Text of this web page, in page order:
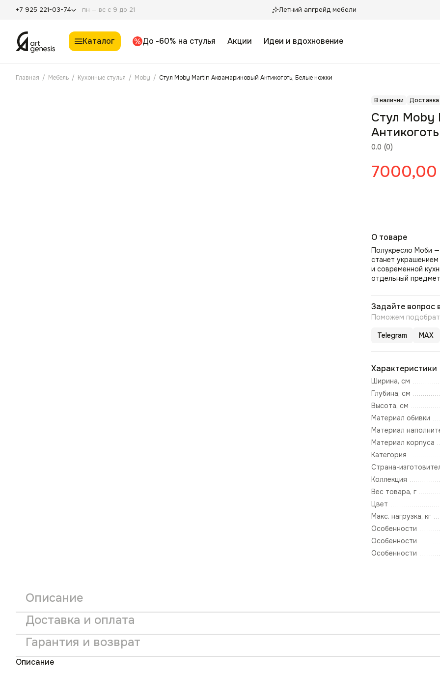
+7 925 221-03-74 пн — вс с 9 до 21 Летний апгрейд мебели
Каталог До -60% на стулья Акции Идеи и вдохновение
Главная / Мебель / Кухонные стулья / Moby / Стул Moby Martin Аквамариновый Антикоготь, Белые ножки
В наличии
0.0 (0)
Стул Moby
7000,00
О товаре
Полукресло Моби —
станет
и современной
отдельный
Задайте вопрос
Поможем
Telegram MAX
Характеристики
Ширина, см
Глубина, см
Высота, см
Материал обивки
Материал
Материал корпуса
Категория
Страна-
Коллекция
Вес товара, г
Цвет
Макс. нагрузка, кг
Особенности
Особенности
Особенности
Описание
Доставка и оплата
Гарантия и возврат
Описание